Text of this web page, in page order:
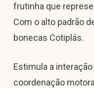
frutinha que
Com o alto padrão
bonecas Cotiplás.
Estimula a
coordenação